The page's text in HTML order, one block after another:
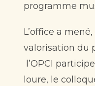
programme
L’office a
valorisation du
l’OPCI
loure, le